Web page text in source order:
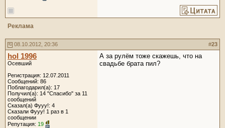
Реклама
08.10.2012, 20:36 #23
hol 1996
Осевший
Регистрация: 12.07.2011
Сообщений: 86
Поблагодарил(а): 17
Получил(а): 14 "Спасибо" за 11
сообщений
Сказал(а) Фууу!: 4
Сказали Фууу! 1 раз в 1
сообщении
Репутация: 19
А за рулём тоже скажешь, что на
свадьбе брата пил?